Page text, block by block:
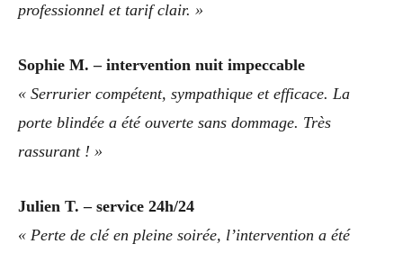
professionnel et tarif clair. »
Sophie M. – intervention nuit impeccable
« Serrurier compétent, sympathique et efficace. La
porte blindée a été ouverte sans dommage. Très
rassurant ! »
Julien T. – service 24h/24
« Perte de clé en pleine soirée, l’intervention a été